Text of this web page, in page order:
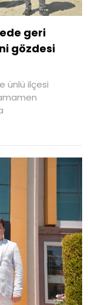
geri
gözdesi
ünlü ilçesi